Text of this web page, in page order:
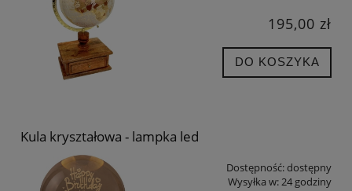
195,00 zł
DO KOSZYKA
Kula kryształowa - lampka led
Dostępność:dostępny
Wysyłka w:24 godziny